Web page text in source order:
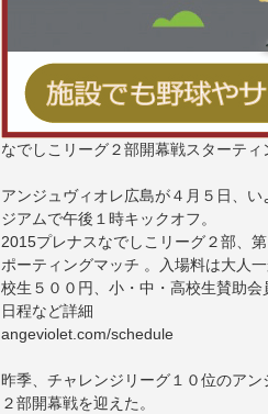
なでしこリーグ２部開幕戦スターティ
アンジュヴィオレ広島が４月５日、
ジアムで午後１時キックオフ。
2015プレナスなでしこリーグ２部、
ポーティングマッチ 。入場料は大人
校生５００円、小・中・高校生賛助会
日程など詳細
angeviolet.com/schedule
昨季、チャレンジリーグ１０位のア
２部開幕戦を迎えた。